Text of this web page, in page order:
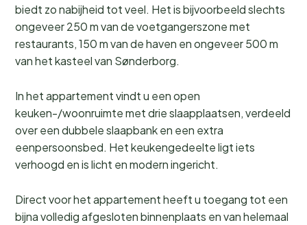
biedt zo nabijheid tot veel. Het is bijvoorbeeld slechts
ongeveer 250 m van de voetgangerszone met
restaurants, 150 m van de haven en ongeveer 500 m
van het kasteel van Sønderborg.
In het appartement vindt u een open
keuken-/woonruimte met drie slaapplaatsen, verdeeld
over een dubbele slaapbank en een extra
eenpersoonsbed. Het keukengedeelte ligt iets
verhoogd en is licht en modern ingericht.
Direct voor het appartement heeft u toegang tot een
bijna volledig afgesloten binnenplaats en van helemaal